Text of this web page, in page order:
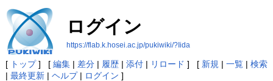
ログイン
https://flab.k.hosei.ac.jp/pukiwiki/?Iida
[ トップ] [ 編集| 差分| 履歴| 添付| リロード ] [ 新規 | 一覧| 検索
| 最終更新| ヘルプ| ログイン ]